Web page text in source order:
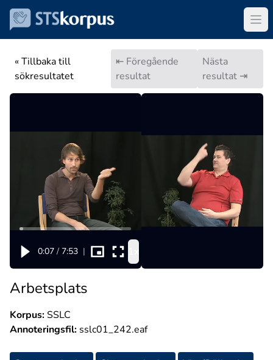
« Tillbaka till
sökresultatet
⇤ Föregående
resultat
Nästa
resultat ⇥
0:07 / 7:53 |
Arbetsplats
Korpus:SSLC
Annoteringsfil: sslc01_242.eaf